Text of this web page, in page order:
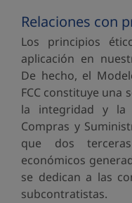
Relaciones con
Los principios
aplicación en
De hecho, el
FCC constituye una
la integridad y la
Compras y
que dos
económicos
se dedican a las
subcontratistas.